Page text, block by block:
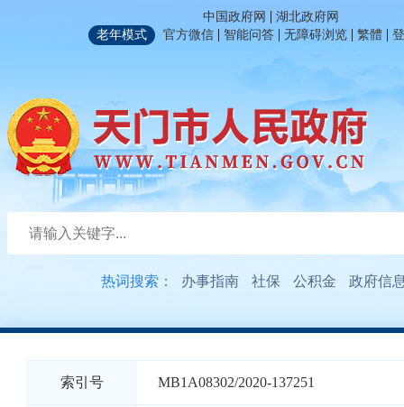
中国政府网 | 湖北政府网
老年模式
官方微信 | 智能问答 | 无障碍浏览 | 繁體 |
热词搜索： 办事指南 社保 公积金 政府信
索引号 MB1A08302/2020-137251